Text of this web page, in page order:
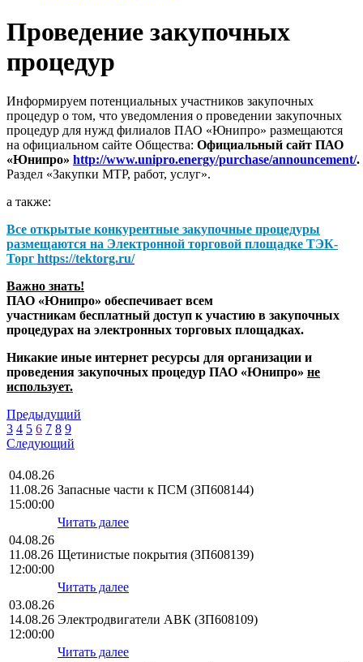
Проведение закупочных
процедур
Информируем потенциальных участников закупочных
процедур о том, что уведомления о проведении закупочных
процедур для нужд филиалов ПАО «Юнипро» размещаются
на официальном сайте Общества: Официальный сайт ПАО
«Юнипро» http://www.unipro.energy/purchase/announcement/.
Раздел «Закупки МТР, работ, услуг».
а также:
Все открытые конкурентные закупочные процедуры
размещаются на Электронной торговой площадке ТЭК-
Торг https://tektorg.ru/
Важно знать!
ПАО «Юнипро» обеспечивает всем
участникам бесплатный доступ к участию в закупочных
процедурах на электронных торговых площадках.
Никакие иные интернет ресурсы для организации и
проведения закупочных процедур ПАО «Юнипро» не
использует.
Предыдущий
3 4 5 6 7 8 9
Следующий
04.08.26
11.08.26
15:00:00
Запасные части к ПСМ (ЗП608144)
Читать далее
04.08.26
11.08.26
12:00:00
Щетинистые покрытия (ЗП608139)
Читать далее
03.08.26
14.08.26
12:00:00
Электродвигатели АВК (ЗП608109)
Читать далее